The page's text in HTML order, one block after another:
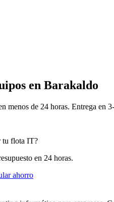
en Barakaldo
menos de 24 horas. Entrega en
tu flota IT?
en 24 horas.
ahorro